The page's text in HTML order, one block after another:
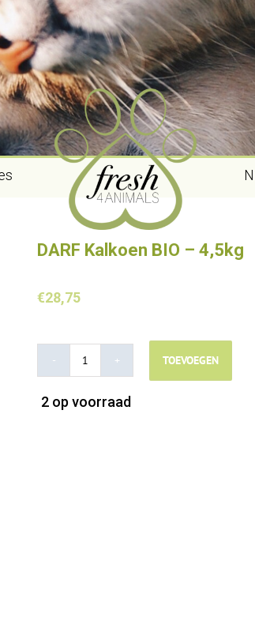
DARF Kalkoen BIO – 4,5kg
€28,75
2 op voorraad
DARF
BIO
TOEVOEGEN